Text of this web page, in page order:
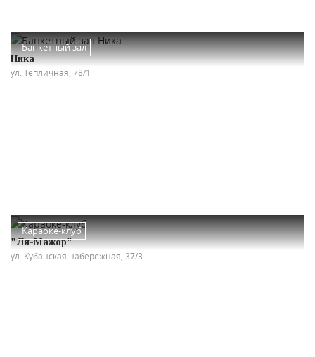
Банкетный зал
Ника
ул. Тепличная, 78/1
Караоке-клуб
"Ля-Мажор"
ул. Кубанская набережная, 37/3